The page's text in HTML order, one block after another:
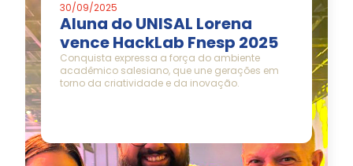
30/09/2025
Aluna do UNISAL Lorena
vence HackLab Fnesp 2025
Conquista expressa a força do ambiente
acadêmico salesiano, que une gerações em
torno da criatividade e da inovação.